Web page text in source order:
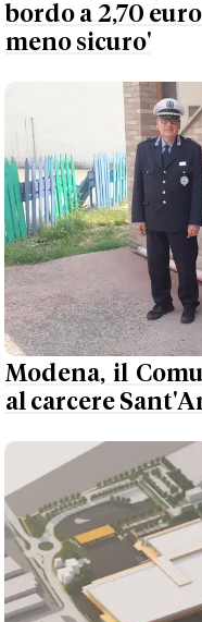
bordo a 2,70
meno sicuro'
Modena, il
al carcere